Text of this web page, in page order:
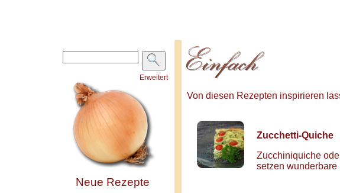
Erweitert
Neue Rezepte
Von diesen Rezepten inspirieren
Zucchetti-Quiche
Zucchiniquiche
setzen